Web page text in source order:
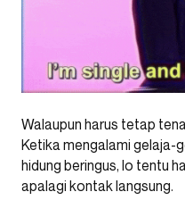
Walaupun harus tetap
Ketika mengalami gelaja-
hidung beringus, lo tentu
apalagi kontak langsung.